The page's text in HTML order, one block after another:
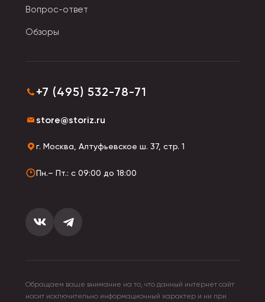
Вопрос-ответ
Обзоры
+7 (495) 532-78-71
store@storiz.ru
г. Москва, Алтуфьевское ш. 37, стр. 1
Пн.– Пт.: с 09:00 до 18:00
Обращаем ваше внимание на то, что данный интернет сайт
носит исключительно информационный характер и ни при